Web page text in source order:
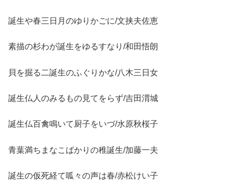
誕生や春三日月のゆりかごに/文挟夫佐恵
素描の杉わが誕生をゆるすなり/和田悟朗
貝を掘る二誕生のふぐりかな/八木三日女
誕生仏人のみるもの見てをらず/吉田渭城
誕生仏百禽鳴いて厨子をいづ/水原秋桜子
青葉満ちまなこばかりの稚誕生/加藤一夫
誕生の仮死経て呱々の声は春/赤松けい子